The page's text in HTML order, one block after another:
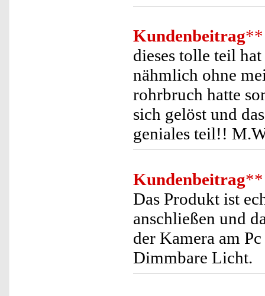
Kundenbeitrag**
dieses tolle teil
nähmlich ohne
rohrbruch hatte
sich gelöst und
geniales teil!!
Kundenbeitrag**
Das Produkt ist
anschließen und
der Kamera am
Dimmbare Licht.